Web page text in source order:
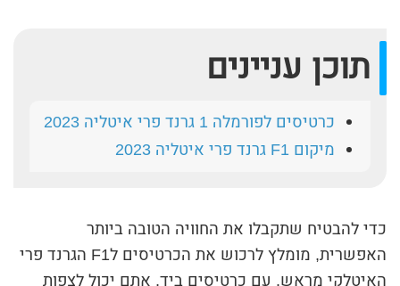
תוכן עניינים
כרטיסים לפורמלה 1 גרנד פרי איטליה 2023
מיקום F1 גרנד פרי איטליה 2023
כדי להבטיח שתקבלו את החוויה הטובה ביותר
האפשרית, מומלץ לרכוש את הכרטיסים לF1 הגרנד פרי
האיטלקי מראש. עם כרטיסים ביד, אתם יכול לצפות